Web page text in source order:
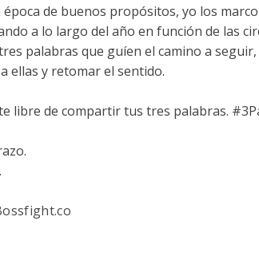
época de buenos propósitos, yo los
a lo largo del año en función de las
palabras que guíen el camino a
ellas y retomar el sentido.
libre de compartir tus tres palabras.